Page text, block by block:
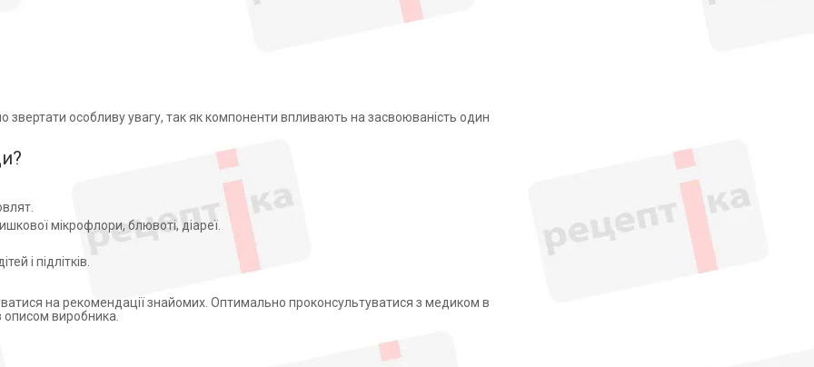
звертати особливу увагу, так як компоненти впливають на засвоюваність один
мікрофлори, блювоті, діареї.
і підлітків.
на рекомендації знайомих. Оптимально проконсультуватися з медиком в
описом виробника.